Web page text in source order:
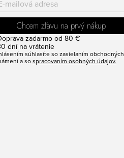
Chcem zľavu na prvý nákup
zadarmo od 80 €
dní na vrátenie
súhlasíte so zasielaním obchodných
a sospracovaním osobných údajov.